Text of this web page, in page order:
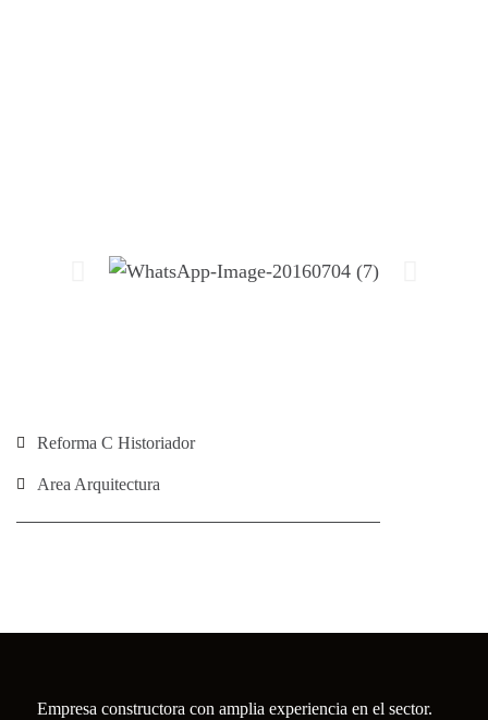
Reforma C Historiador
Area Arquitectura
Empresa constructora con amplia experiencia en el sector.